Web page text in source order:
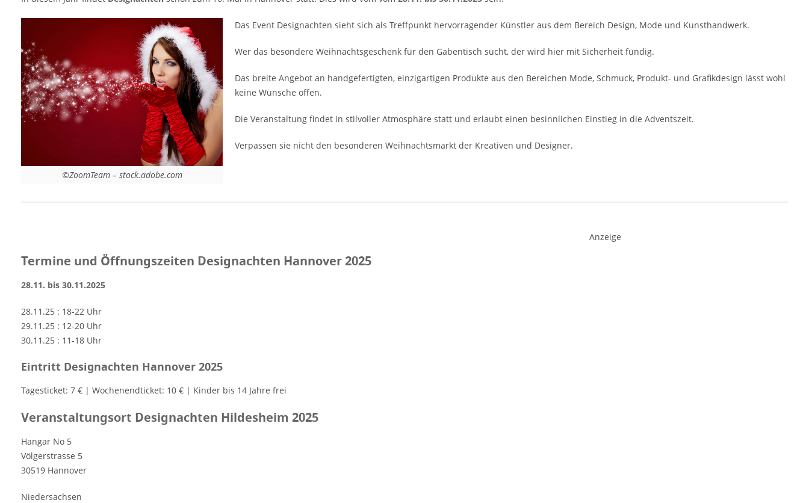
30.11.25 : 11-18 Uhr Eintritt Designachten
Hannover 2025 Tagesticket: 7 € |
Wochenendticket: 10 € | Kinder bis 14 Jahre
frei Veranstaltungsort Designachten
Hildesheim 2025 Hangar No 5 Völgerstrasse
5 30519 Hannover Niedersachsen
Deutschland Veranstalter Sandra Strüber -
Designachten Hangar No. 5 Völgerstraße 5
30519 Hannover Telefon: 0511 96774612
Mobil: 01775284284 Weitere Informationen
auf der Website der Veranstaltung Anzeige
©ZoomTeam – stock.adobe.com
Das Event Designachten sieht sich als Treffpunkt hervorragender Künstler aus dem Bereich Design, Mode und Kunsthandwerk.
Wer das besondere Weihnachtsgeschenk für den Gabentisch sucht, der wird hier mit Sicherheit fündig.
Das breite Angebot an handgefertigten, einzigartigen Produkte aus den Bereichen Mode, Schmuck, Produkt- und Grafikdesign lässt wohl
keine Wünsche offen.
Die Veranstaltung findet in stilvoller Atmosphäre statt und erlaubt einen besinnlichen Einstieg in die Adventszeit.
Verpassen sie nicht den besonderen Weihnachtsmarkt der Kreativen und Designer.
Anzeige
Termine und Öffnungszeiten Designachten Hannover 2025
28.11. bis 30.11.2025
28.11.25 : 18-22 Uhr
29.11.25 : 12-20 Uhr
30.11.25 : 11-18 Uhr
Eintritt Designachten Hannover 2025
Tagesticket: 7 € | Wochenendticket: 10 € | Kinder bis 14 Jahre frei
Veranstaltungsort Designachten Hildesheim 2025
Hangar No 5
Völgerstrasse 5
30519 Hannover
Niedersachsen